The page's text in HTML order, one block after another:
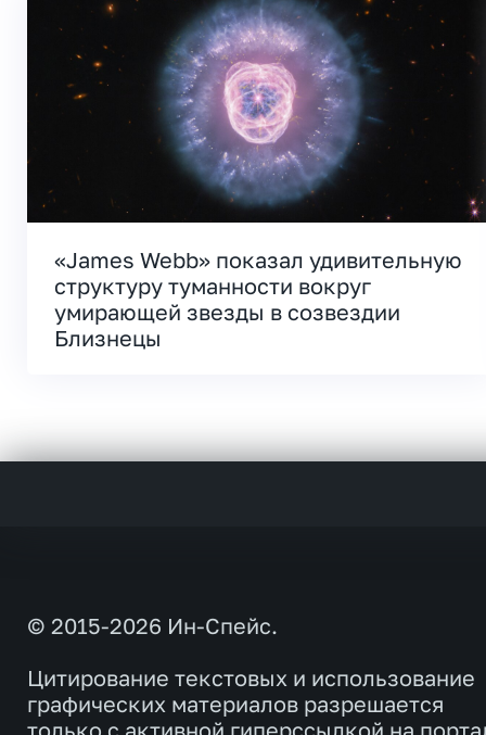
«James Webb» показал удивительную
структуру туманности вокруг
умирающей звезды в созвездии
Близнецы
© 2015-2026 Ин-Спейс.
Цитирование текстовых и использование
графических материалов разрешается
только с активной гиперссылкой на